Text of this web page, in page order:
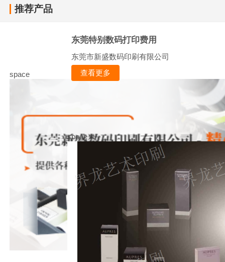
推荐产品
space
东莞特别数码打印费用
东莞市新盛数码印刷有限公司
查看更多
space